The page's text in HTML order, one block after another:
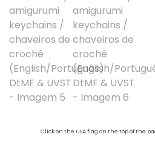
Click on the USA flag on the top of the